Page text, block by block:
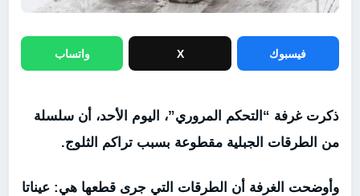
فيسبوك X واتساب
ذكرت غرفة “التحكم المروري”، اليوم الأحد، أن سلسلة
من الطرقات الجبلية مقطوعة بسبب تراكم الثلوج.
وأوضحت الغرفة أن الطرقات التي جرى قطعها هي: عيناتا